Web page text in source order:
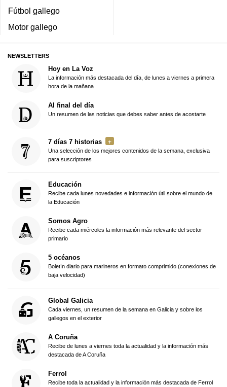
Fútbol gallego
Motor gallego
NEWSLETTERS
Hoy en La Voz
La información más destacada del día, de lunes a viernes a primera
hora de la mañana
Al final del día
Un resumen de las noticias que debes saber antes de acostarte
7 días 7 historias
Una selección de los mejores contenidos de la semana, exclusiva
para suscriptores
Educación
Recibe cada lunes novedades e información útil sobre el mundo de
la Educación
Somos Agro
Recibe cada miércoles la información más relevante del sector
primario
5 océanos
Boletín diario para marineros en formato comprimido (conexiones de
baja velocidad)
Global Galicia
Cada viernes, un resumen de la semana en Galicia y sobre los
gallegos en el exterior
A Coruña
Recibe de lunes a viernes toda la actualidad y la información más
destacada de A Coruña
Ferrol
Recibe toda la actualidad y la información más destacada de Ferrol